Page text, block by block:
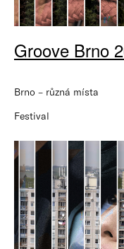
Groove Brno
Brno – různá místa
Festival